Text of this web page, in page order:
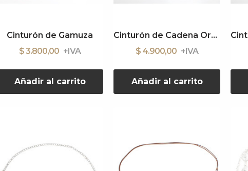
Cinturón de Gamuza
$ 3.800,00
Añadir al carrito
Cinturón de Cadena Organic Silver
$ 4.900,00
Añadir al carrito